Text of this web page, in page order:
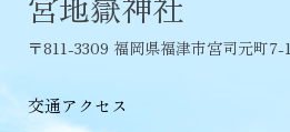
〒811-3309 福岡県福津市宮司元町7-1
交通アクセス